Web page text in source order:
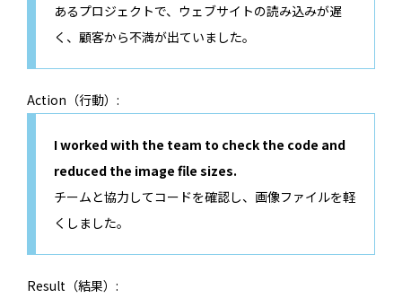
あるプロジェクトで、ウェブサイトの読み込みが遅
く、顧客から不満が出ていました。
Action（行動）:
I worked with the team to check the code and
reduced the image file sizes.
チームと協力してコードを確認し、画像ファイルを軽
くしました。
Result（結果）: